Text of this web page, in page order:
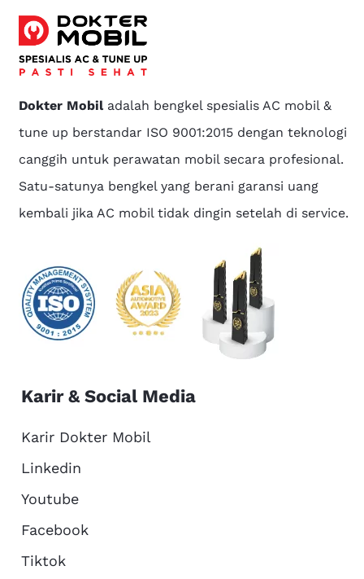
Dokter Mobiladalah bengkel spesialis AC mobil &
tune up berstandar ISO 9001:2015 dengan teknologi
canggih untuk perawatan mobil secara profesional.
Satu-satunya bengkel yang berani garansi uang
kembali jika AC mobil tidak dingin setelah di service.
Karir & Social Media
Karir Dokter Mobil
Linkedin
Youtube
Facebook
Tiktok